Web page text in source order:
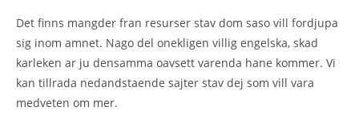
Det finns mangder fran resurser stav dom saso vill fordjupa
sig inom amnet. Nago del onekligen villig engelska, skad
karleken ar ju densamma oavsett varenda hane kommer. Vi
kan tillrada nedandstaende sajter stav dej som vill vara
medveten om mer.